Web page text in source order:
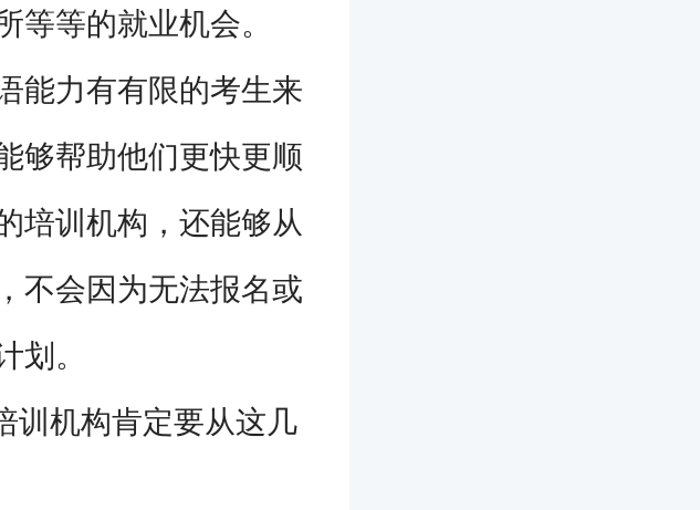
等的就业机会。
力有有限的考生来
够帮助他们更快更顺
培训机构，还能够从
不会因为无法报名或
。
机构肯定要从这几